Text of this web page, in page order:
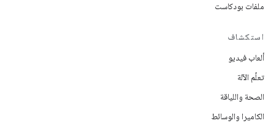
ملفات بودكاست
استكشاف
ألعاب فيديو
تعلُم الآلة
الصحة واللياقة
الكاميرا والوسائط